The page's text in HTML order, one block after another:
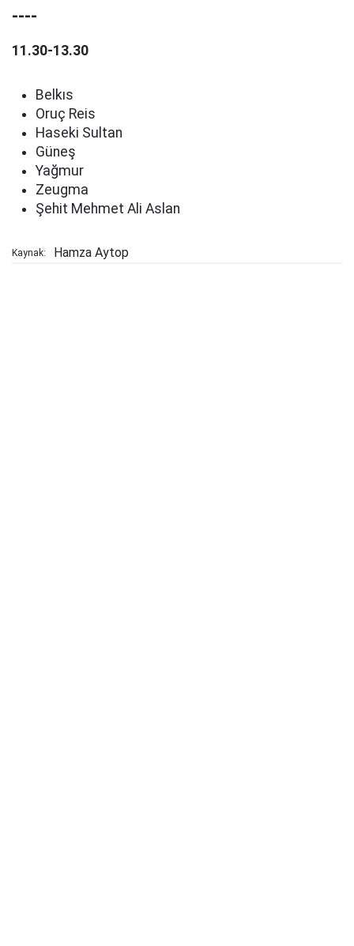
----
11.30-13.30
Belkıs
Oruç Reis
Haseki Sultan
Güneş
Yağmur
Zeugma
Şehit Mehmet Ali Aslan
Kaynak: Hamza Aytop